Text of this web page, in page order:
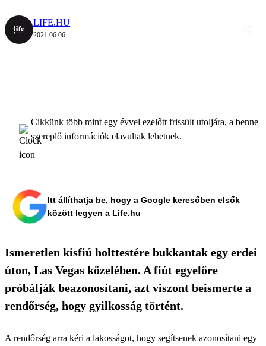
LIFE.HU
2021.06.06.
Cikkünk több mint egy évvel ezelőtt frissült utoljára, a benne
szereplő információk elavultak lehetnek.
Itt állíthatja be, hogy a Google keresőben elsők
között legyen a Life.hu
Ismeretlen kisfiú holttestére bukkantak egy erdei
úton, Las Vegas közelében. A fiút egyelőre
próbálják beazonosítani, azt viszont beismerte a
rendőrség, hogy gyilkosság történt.
A rendőrség arra kéri a lakosságot, hogy segítsenek azonosítani egy